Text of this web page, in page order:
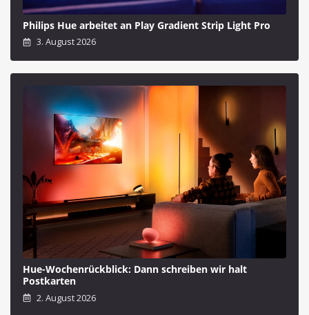
Philips Hue arbeitet an Play Gradient Strip Light Pro
3. August 2026
Hue-Wochenrückblick: Dann schreiben wir halt
Postkarten
2. August 2026